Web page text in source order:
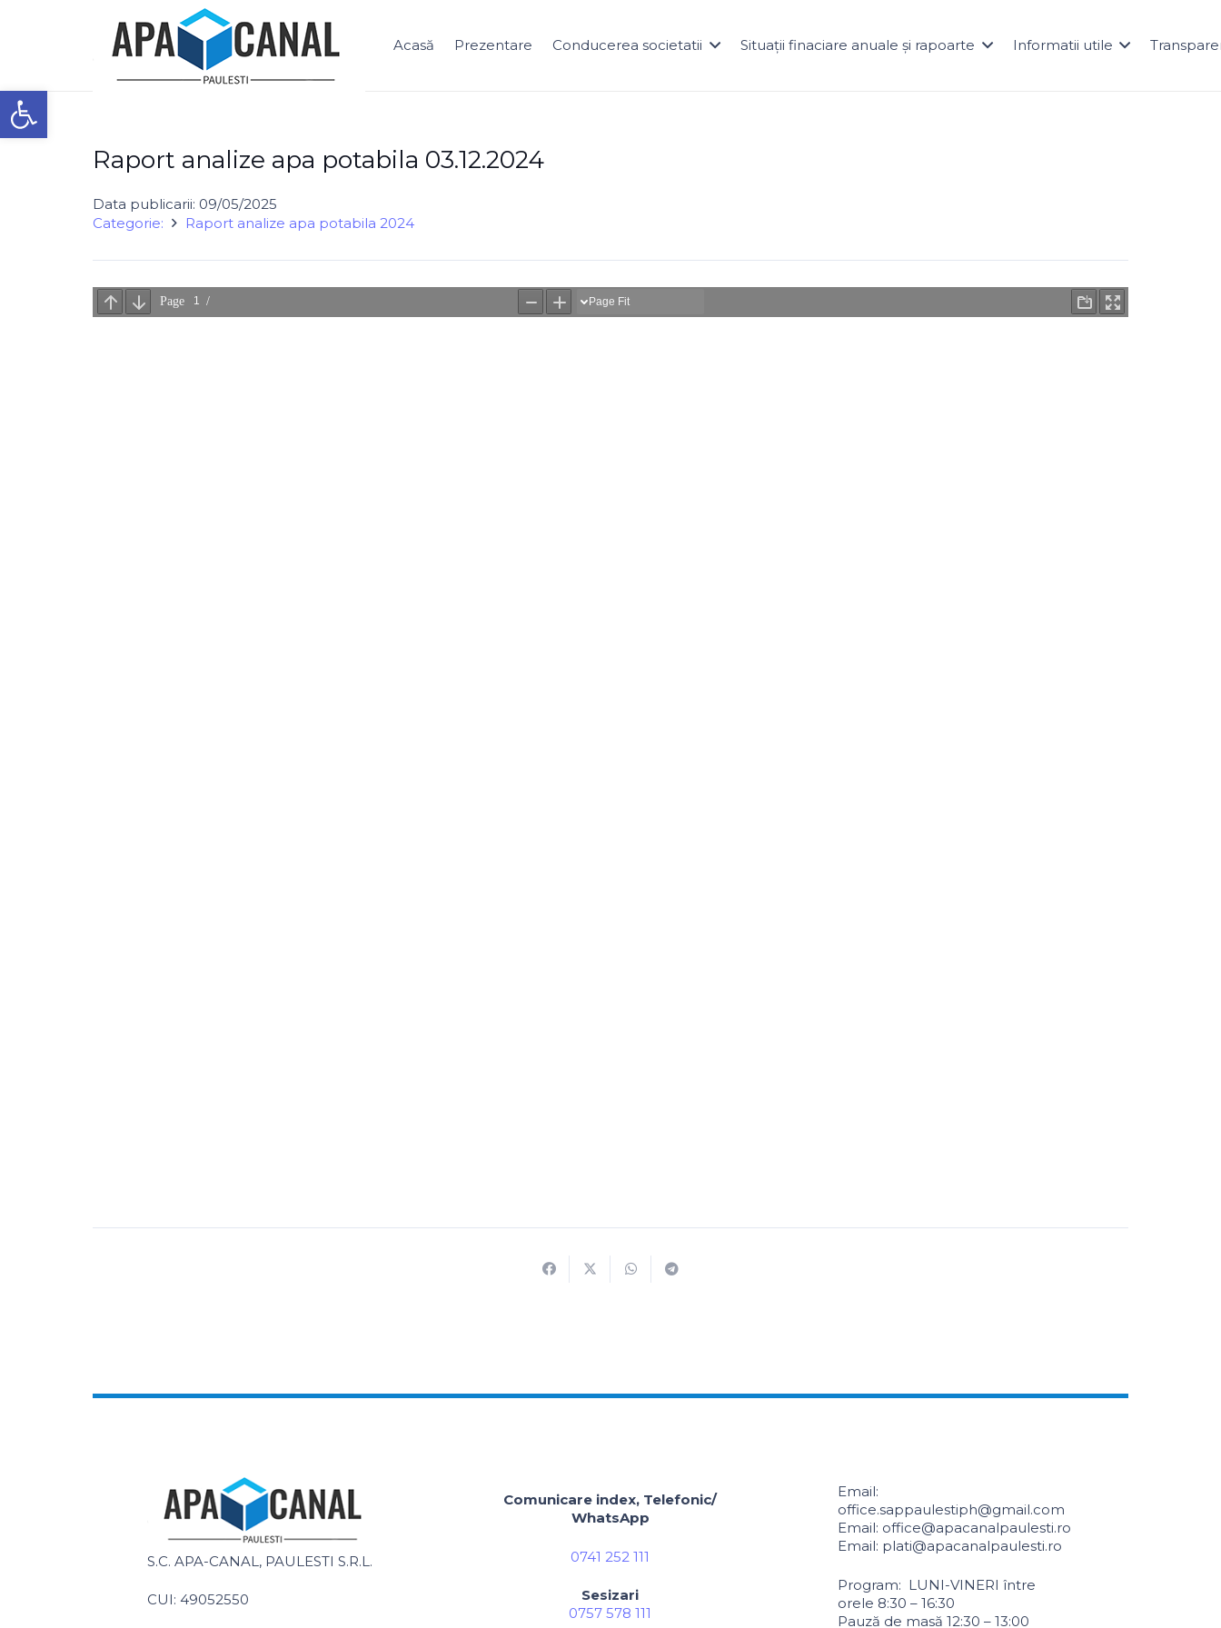
Deschide bara de unelte
S.C. APĂ – CANAL PĂULEȘTI S.R.L. Acasă Prezentare Conducerea societatii Situații finaciare anuale și rapoarte Informatii utile
Raport analize apa potabila 03.12.2024
Data publicarii: 09/05/2025
Categorie:
Raport analize apa potabila 2024
S.C. APA-CANAL, PAULESTI S.R.L.
CUI: 49052550
Comunicare index, Telefonic/
WhatsApp
0741 252 111
Sesizari
0757 578 111
Email:
office.sappaulestiph@gmail.com
Email: office@apacanalpaulesti.ro
Email: plati@apacanalpaulesti.ro
Program: LUNI-VINERI între
orele 8:30 – 16:30
Pauză de masă 12:30 – 13:00